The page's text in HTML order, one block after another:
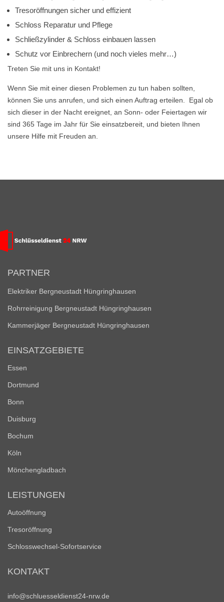
Tresoröffnungen sicher und effizient
Schloss Reparatur und Pflege
Schließzylinder & Schloss einbauen lassen
Schutz vor Einbrechern (und noch vieles mehr…)
Treten Sie mit uns in Kontakt!
Wenn Sie mit einer diesen Problemen zu tun haben sollten,
können Sie uns anrufen, und sich einen Auftrag erteilen. Egal ob
sich dieser in der Nacht ereignet, an Sonn- oder Feiertagen wir
sind 365 Tage im Jahr für Sie einsatzbereit, und bieten Ihnen
unsere Hilfe mit Freuden an.
PARTNER
Elektriker Bergneustadt Hüngringhausen
Rohrreinigung Bergneustadt Hüngringhausen
Kammerjäger Bergneustadt Hüngringhausen
EINSATZGEBIETE
Essen
Dortmund
Bonn
Duisburg
Bochum
Köln
Mönchengladbach
LEISTUNGEN
Autoöffnung
Tresoröffnung
Schlosswechsel-Sofortservice
KONTAKT
info@schluesseldienst24-nrw.de